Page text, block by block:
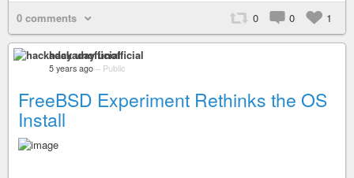
0 comments 0 0 1
hackaday unofficial
5 years ago – Public
FreeBSD Experiment Rethinks the OS
Install